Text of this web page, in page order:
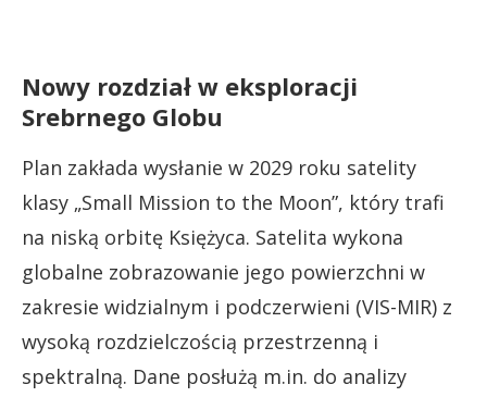
Nowy rozdział w eksploracji
Srebrnego Globu
Plan zakłada wysłanie w 2029 roku satelity
klasy „Small Mission to the Moon”, który trafi
na niską orbitę Księżyca. Satelita wykona
globalne zobrazowanie jego powierzchni w
zakresie widzialnym i podczerwieni (VIS-MIR) z
wysoką rozdzielczością przestrzenną i
spektralną. Dane posłużą m.in. do analizy